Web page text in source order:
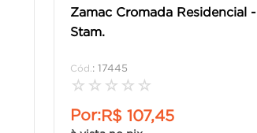
Zamac Cromada Residencial -
Stam.
:17445
☆ ☆ ☆ ☆ ☆
Por:R$ 107,45